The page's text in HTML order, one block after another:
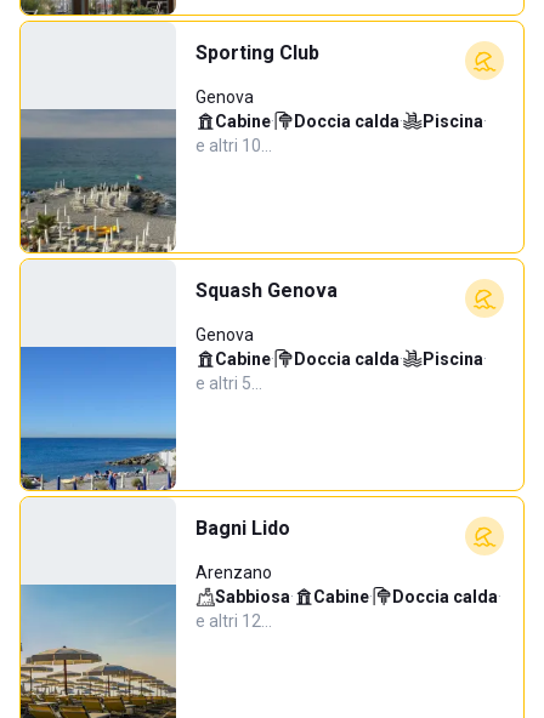
Sporting Club
Genova
Cabine· Doccia calda· Piscina·
e altri 10…
Squash Genova
Genova
Cabine· Doccia calda· Piscina·
e altri 5…
Bagni Lido
Arenzano
Sabbiosa· Cabine· Doccia calda·
e altri 12…